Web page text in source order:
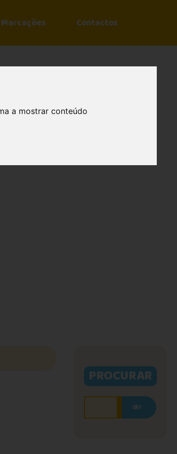
a mostrar conteúdo
Marcações Contactos
PROCURAR
IR!